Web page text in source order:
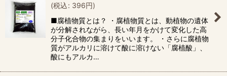
(税込: 396円)
■腐植物質とは？ ・腐植物質とは、動植物の遺体
が分解されながら、長い年月をかけて変化した高
分子化合物の集まりをいいます。 ・さらに腐植物
質がアルカリに溶けて酸に溶けない「腐植酸」、
酸にもアルカ…